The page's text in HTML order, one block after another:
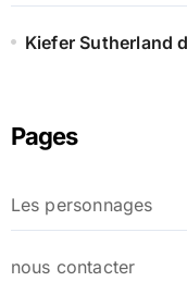
Kiefer Sutherland
Pages
Les personnages
nous contacter